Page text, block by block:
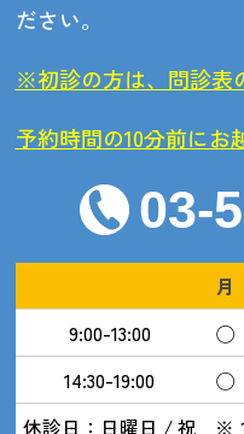
ださい。
※初診の方は、問診表
予約時間の10分前にお
03-
月
9:00-13:00
◯
14:30-19:00
◯
休診日：日曜日 / 祝
※